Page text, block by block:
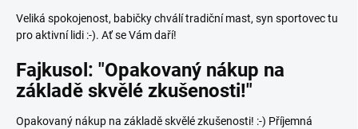
Veliká spokojenost, babičky chválí tradiční mast, syn sportovec tu
pro aktivní lidi :-). Ať se Vám daří!
Fajkusol: "Opakovaný nákup na
základě skvělé zkušenosti!"
Opakovaný nákup na základě skvělé zkušenosti! :-) Příjemná